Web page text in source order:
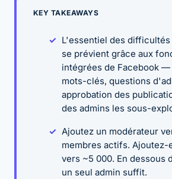
KEY TAKEAWAYS
L'essentiel des difficultés
se prévient grâce aux
intégrées de Facebook
mots-clés, questions
approbation des
des admins les sous-
Ajoutez un modérateur
membres actifs. Ajoutez-
vers ~5 000. En dessous
un seul admin suffit.